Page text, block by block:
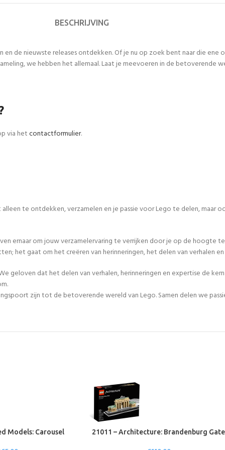
BESCHRIJVING
de nieuwste releases ontdekken. Of je nu op zoek bent naar die
we hebben het allemaal. Laat je meevoeren in de betoverende
via hetcontactformulier.
te ontdekken, verzamelen en je passie voor Lego te delen, maar
ernaar om jouw verzamelervaring te verrijken door je op de hoogte
het gaat om het creëren van herinneringen, het delen van verhalen
geloven dat het delen van verhalen, herinneringen en expertise de
zijn tot de betoverende wereld van Lego. Samen delen we
Models: Carousel 21011 – Architecture: Brandenburg Gate